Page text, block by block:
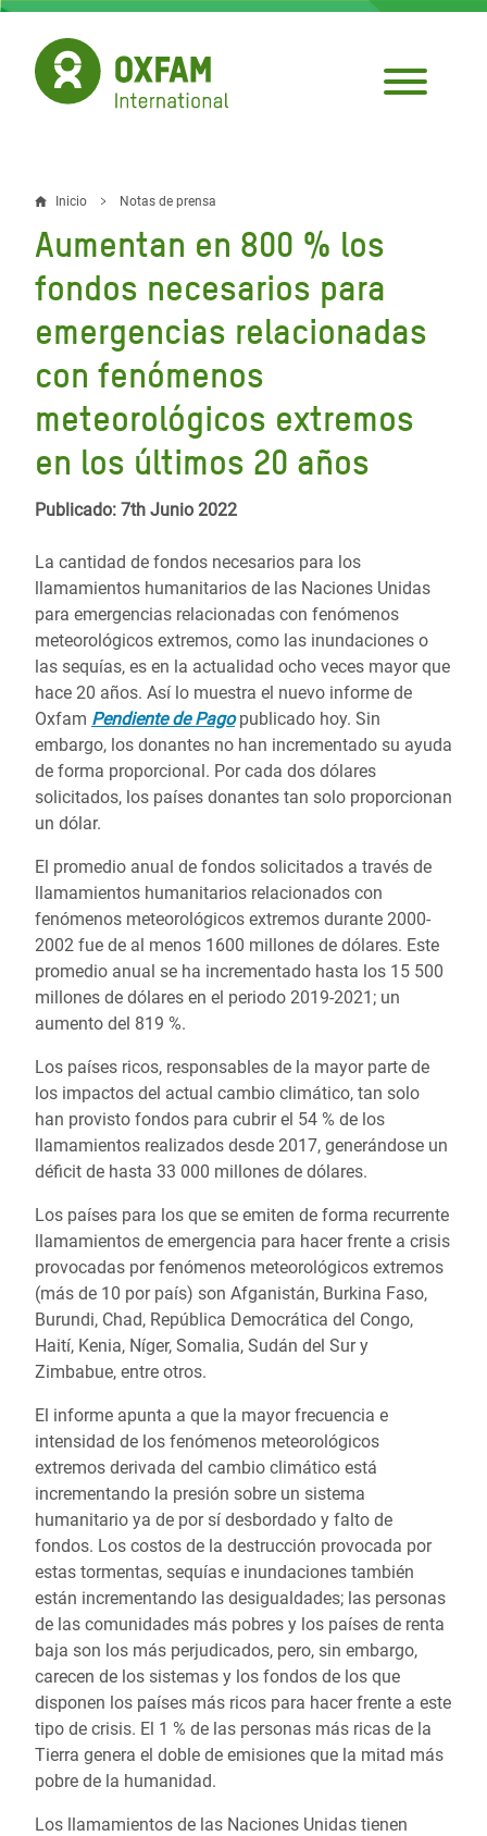
Pasar
contenido
principal
Sobrescribir
enlaces
de
ayuda
a
la
navegación
Inicio Notas de prensa
Aumentan en 800 % los
fondos necesarios para
emergencias relacionadas
con fenómenos
meteorológicos extremos
en los últimos 20 años
Publicado: 7th Junio 2022
La cantidad de fondos necesarios para los
llamamientos humanitarios de las Naciones Unidas
para emergencias relacionadas con fenómenos
meteorológicos extremos, como las inundaciones o
las sequías, es en la actualidad ocho veces mayor que
hace 20 años. Así lo muestra el nuevo informe de
Oxfam Pendiente de Pagopublicado hoy. Sin
embargo, los donantes no han incrementado su ayuda
de forma proporcional. Por cada dos dólares
solicitados, los países donantes tan solo proporcionan
un dólar.
El promedio anual de fondos solicitados a través de
llamamientos humanitarios relacionados con
fenómenos meteorológicos extremos durante 2000-
2002 fue de al menos 1600 millones de dólares. Este
promedio anual se ha incrementado hasta los 15 500
millones de dólares en el periodo 2019-2021; un
aumento del 819 %.
Los países ricos, responsables de la mayor parte de
los impactos del actual cambio climático, tan solo
han provisto fondos para cubrir el 54 % de los
llamamientos realizados desde 2017, generándose un
déficit de hasta 33 000 millones de dólares.
Los países para los que se emiten de forma recurrente
llamamientos de emergencia para hacer frente a crisis
provocadas por fenómenos meteorológicos extremos
(más de 10 por país) son Afganistán, Burkina Faso,
Burundi, Chad, República Democrática del Congo,
Haití, Kenia, Níger, Somalia, Sudán del Sur y
Zimbabue, entre otros.
El informe apunta a que la mayor frecuencia e
intensidad de los fenómenos meteorológicos
extremos derivada del cambio climático está
incrementando la presión sobre un sistema
humanitario ya de por sí desbordado y falto de
fondos. Los costos de la destrucción provocada por
estas tormentas, sequías e inundaciones también
están incrementando las desigualdades; las personas
de las comunidades más pobres y los países de renta
baja son los más perjudicados, pero, sin embargo,
carecen de los sistemas y los fondos de los que
disponen los países más ricos para hacer frente a este
tipo de crisis. El 1 % de las personas más ricas de la
Tierra genera el doble de emisiones que la mitad más
pobre de la humanidad.
Los llamamientos de las Naciones Unidas tienen